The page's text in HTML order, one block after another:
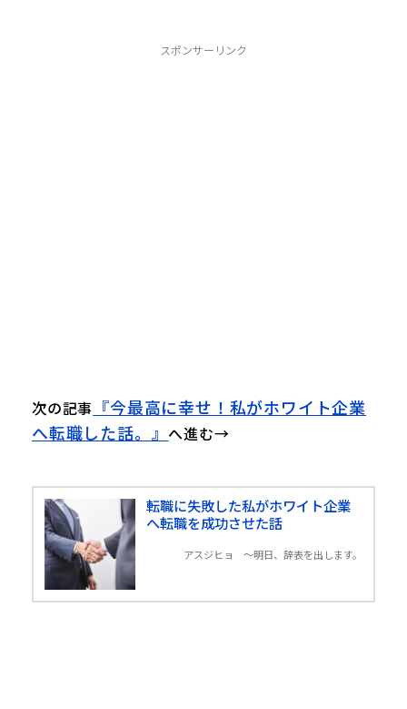
スポンサーリンク
次の記事『今最高に幸せ！私がホワイト企業
へ転職した話。』へ進む→
転職に失敗した私がホワイト企業
へ転職を成功させた話
アスジヒョ 〜明日、辞表を出します。